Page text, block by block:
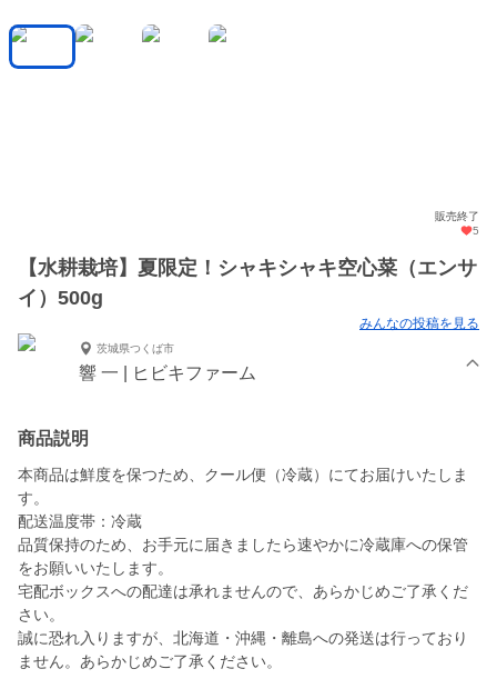
販売終了
5
【水耕栽培】夏限定！シャキシャキ空心菜（エンサ
イ）500g
みんなの投稿を見る
茨城県つくば市
響 一 | ヒビキファーム
商品説明
本商品は鮮度を保つため、クール便（冷蔵）にてお届けいたしま
す。
配送温度帯：冷蔵
品質保持のため、お手元に届きましたら速やかに冷蔵庫への保管
をお願いいたします。
宅配ボックスへの配達は承れませんので、あらかじめご了承くだ
さい。
誠に恐れ入りますが、北海道・沖縄・離島への発送は行っており
ません。あらかじめご了承ください。